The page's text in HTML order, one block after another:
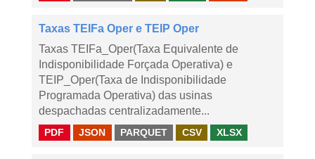
Taxas TEIFa Oper e TEIP Oper
Taxas TEIFa_Oper(Taxa Equivalente de
Indisponibilidade Forçada Operativa) e
TEIP_Oper(Taxa de Indisponibilidade
Programada Operativa) das usinas
despachadas centralizadamente...
PDF JSON PARQUET CSV XLSX